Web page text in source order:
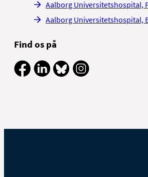
Aalborg Universitetshospital,
Aalborg Universitetshospital,
Find os på